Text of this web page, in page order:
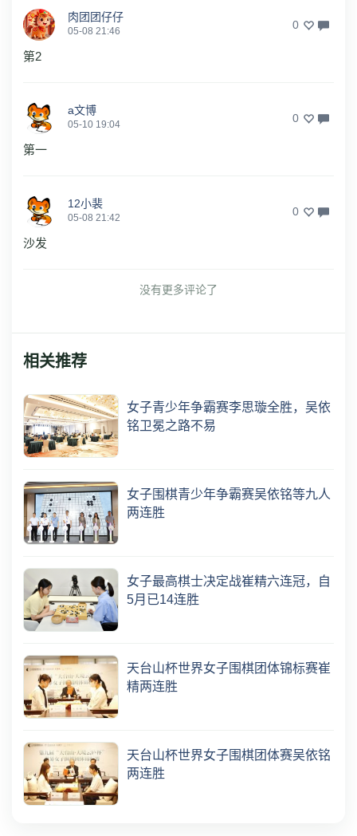
肉团团仔仔
05-08 21:46 0
第2
a文博
05-10 19:04 0
第一
12小裴
05-08 21:42 0
沙发
没有更多评论了
相关推荐
女子青少年争霸赛李思璇全胜，吴依
铭卫冕之路不易
女子围棋青少年争霸赛吴依铭等九人
两连胜
女子最高棋士决定战崔精六连冠，自
5月已14连胜
天台山杯世界女子围棋团体锦标赛崔
精两连胜
天台山杯世界女子围棋团体赛吴依铭
两连胜